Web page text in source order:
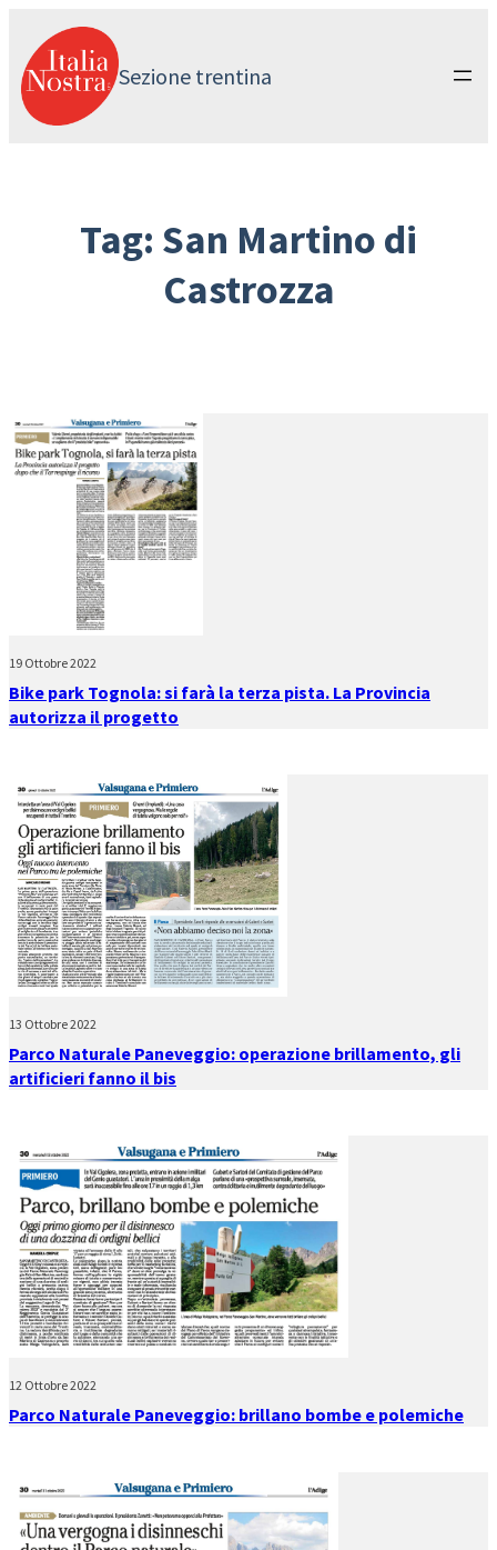
contenuto
Sezione trentina
Tag: San Martino di
Castrozza
19 Ottobre 2022
Bike park Tognola: si farà la terza pista. La Provincia
autorizza il progetto
13 Ottobre 2022
Parco Naturale Paneveggio: operazione brillamento, gli
artificieri fanno il bis
12 Ottobre 2022
Parco Naturale Paneveggio: brillano bombe e polemiche